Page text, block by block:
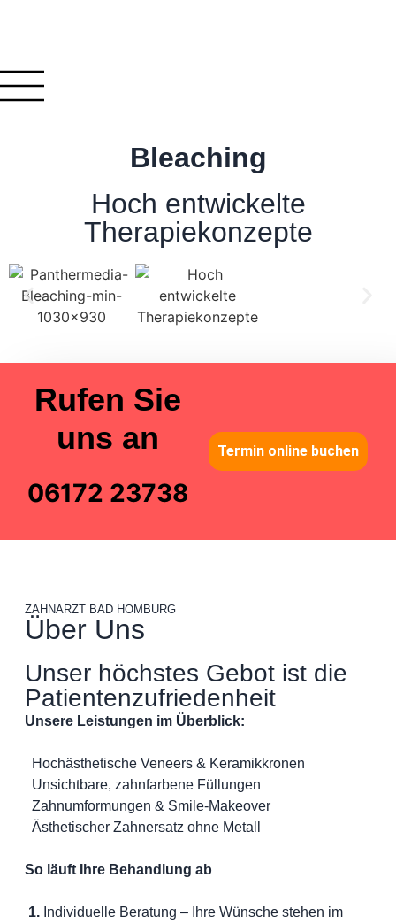
Bleaching
Hoch entwickelte
Therapiekonzepte
Rufen Sie
uns an
06172 23738
Termin online buchen
ZAHNARZT BAD HOMBURG
Über Uns
Unser höchstes Gebot ist die
Patientenzufriedenheit
Unsere Leistungen im Überblick:
Hochästhetische Veneers & Keramikkronen
Unsichtbare, zahnfarbene Füllungen
Zahnumformungen & Smile-Makeover
Ästhetischer Zahnersatz ohne Metall
So läuft Ihre Behandlung ab
1.Individuelle Beratung – Ihre Wünsche stehen im